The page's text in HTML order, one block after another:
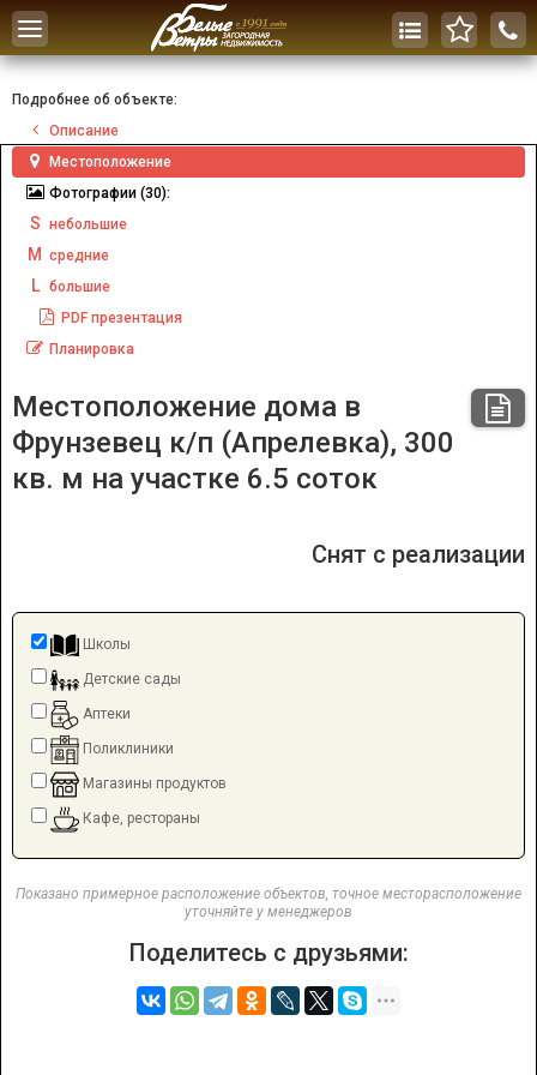
Toggle
navigation
Подробнее об объекте:
Описание
Местоположение
Фотографии (30):
S небольшие
M средние
L
большие
PDF презентация
Планировка
Местоположение дома в
Фрунзевец к/п (Апрелевка), 300
кв. м на участке 6.5 соток
Снят с реализации
Школы
Детские сады
Аптеки
Поликлиники
Магазины продуктов
Кафе, рестораны
Показано примерное расположение объектов, точное месторасположение
уточняйте у менеджеров
Поделитесь с друзьями: